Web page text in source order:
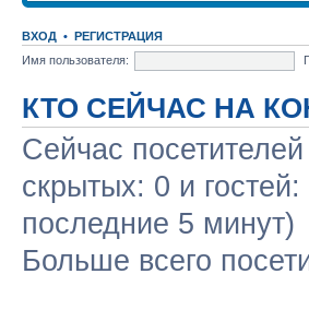
ВХОД • РЕГИСТРАЦИЯ
Имя пользователя:
КТО СЕЙЧАС НА
Сейчас
скрытых: 0 и
последние 5 минут)
Больше всего